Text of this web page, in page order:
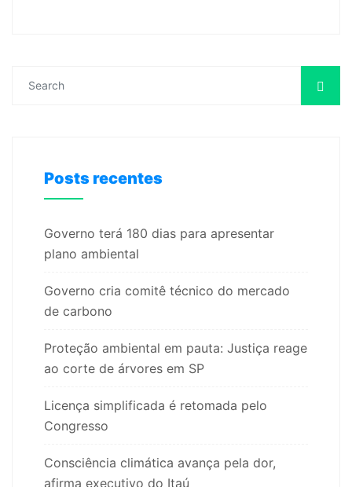
Posts recentes
Governo terá 180 dias para apresentar
plano ambiental
Governo cria comitê técnico do mercado
de carbono
Proteção ambiental em pauta: Justiça reage
ao corte de árvores em SP
Licença simplificada é retomada pelo
Congresso
Consciência climática avança pela dor,
afirma executivo do Itaú